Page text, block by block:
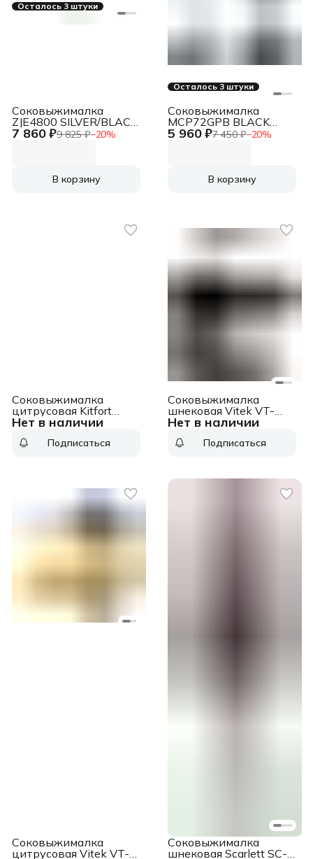
Осталось 3 штуки
7 860 ₽9 825 ₽−20%
Соковыжималка
ZJE4800 SILVER/BLACK
ZELMER
В корзину
Осталось 3 штуки
5 960 ₽7 450 ₽−20%
Соковыжималка
MCP72GPB BLACK
BOSCH
В корзину
Нет в наличии
Соковыжималка
цитрусовая Kitfort
КТ-1168 100Вт
черныйПодписаться
Нет в наличии
Соковыжималка
шнековая Vitek VT-
3715 300Вт
черный/черный
Подписаться
Соковыжималка
цитрусовая Vitek VT-
Соковыжималка
шнековая Scarlett SC-